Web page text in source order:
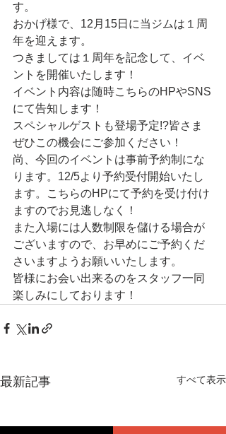
す。
おかげ様で、12月15日に当ジムは１周
年を迎えます。
つきましては１周年を記念して、イベ
ントを開催いたします！
イベント内容は随時こちらのHPやSNS
にて告知します！
スペシャルゲストも登場予定!?皆さま
ぜひこの機会にご参加ください！
尚、今回のイベントは事前予約制にな
ります。12/5より予約受付開始いたし
ます。こちらのHPにて予約を受け付け
ますのでお見逃しなく！
また入場には人数制限を儲ける場合が
ございますので、お早めにご予約くだ
さいますようお願いいたします。
皆様にお会い出来るのをスタッフ一同
楽しみにしております！
最新記事 すべて表示